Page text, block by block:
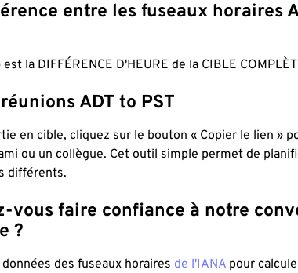
entre les fuseaux horaires
est la DIFFÉRENCE D'HEURE de la CIBLE
ADT to PST
en cible, cliquez sur le bouton « Copier le lien »
ou un collègue. Cet outil simple permet de
différents.
vous faire confiance à notre
?
des fuseaux horaires de l'IANA pour